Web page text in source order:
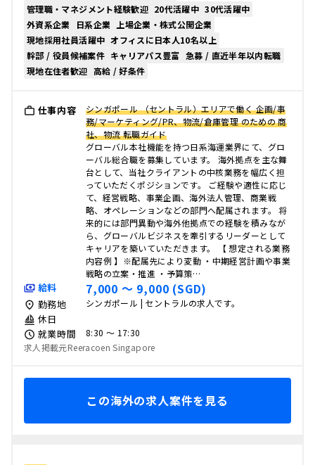
管理職・マネジメント経験歓迎 20代活躍中 30代活躍中
外資系企業
日系企業
上場企業・株式公開企業
現地採用社員活躍中 オフィスに日本人10名以上
幹部 / 役員候補案件 キャリアパス豊富 急募 / 直近半年以内転職
現地在住者歓迎 高給 / 好条件
仕事内容
シンガポール （セントラル）エリアで働く 企画/事
務/マーケティング/PR、物流/倉庫管理 のための 商
社、物流 転職ガイド
グローバル本社機能を持つ日系海運業界にて、グロ
ーバル総合職を募集しています。 海外拠点を主な舞
台として、当社クライアントの中核業務を幅広く担
っていただくポジションです。 ご経験や適性に応じ
て、経営戦略、事業企画、海外法人管理、商業戦
略、オペレーションなどの部門へ配属されます。 将
来的には部門異動や海外他拠点での経験を積みなが
ら、グローバルビジネスを牽引するリーダーとして
キャリアを築いていただきます。 【 想定される業務
内容例 】※配属先により変動 ・中期経営計画や事業
戦略の立案・推進 ・予算策…
給料 7,000 〜 9,000 (SGD)
勤務地 シンガポール | セントラルの求人です。
休日
就業時間
8:30 〜 17:30
求人掲載元Reeracoen Singapore
この海外の求人案件を見る